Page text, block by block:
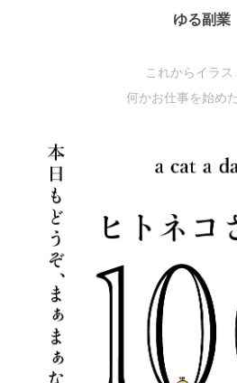
ゆる副業
これからイラス
何かお仕事を始め